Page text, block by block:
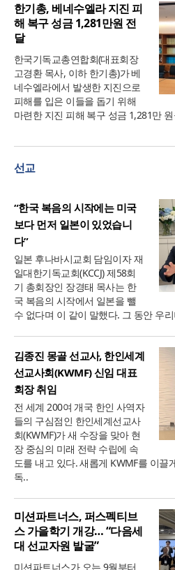
한기총, 베네수엘라 지진 피
해 복구 성금 1,281만원 전
달
한국기독교총연합회(대표회장
고경환 목사, 이하 한기총)가 베
네수엘라에서 발생한 지진으로
피해를 입은 이들을 돕기 위해
마련한 지진 피해 복구 성금 1,281만
선교
“한국 복음의 시작에는 미국
보다 먼저 일본이 있었습니
다”
일본 후나바시교회 담임이자 재
일대한기독교회(KCCJ) 제58회
기 총회장인 장경태 목사는 한
국 복음의 시작에서 일본을 뺄
수 없다며 이 같이 말했다. 그 동안 우
김종진 몽골 선교사, 한인세계
선교사회(KWMF) 신임 대표
회장 취임
전 세계 200여 개국 한인 사역자
들의 구심점인 한인세계선교사
회(KWMF)가 새 수장을 맞아 현
장 중심의 미래 전략 수립에 속
도를 내고 있다. 새롭게 KWMF를 이끌
독..
미션파트너스, 퍼스펙티브
스 가을학기 개강… “다음세
대 선교자원 발굴”
미션파트너스가 오는 9월부터